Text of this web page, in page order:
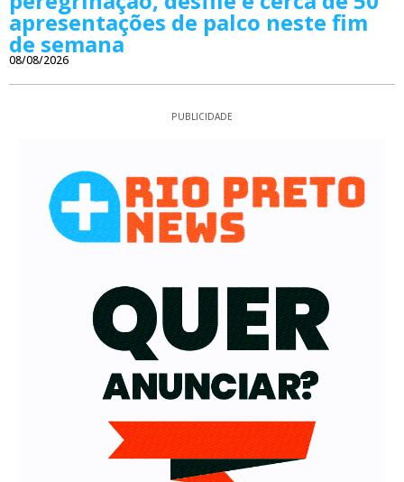
apresentações de palco neste fim
de semana
08/08/2026
PUBLICIDADE